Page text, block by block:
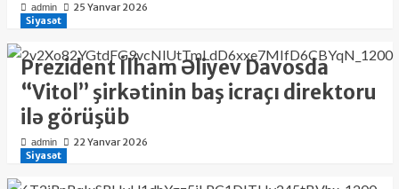
admin
25 Yanvar 2026
Siyasət
Prezident İlham Əliyev Davosda
“Vitol” şirkətinin baş icraçı direktoru
ilə görüşüb
admin
22 Yanvar 2026
Siyasət